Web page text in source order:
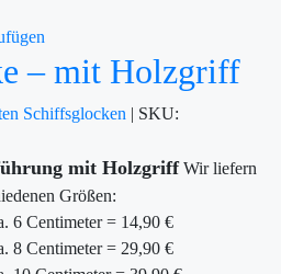
– mit Holzgriff
Schiffsglocken | SKU:
mit HolzgriffWir liefern
Größen:
6 Centimeter = 14,90 €
8 Centimeter = 29,90 €